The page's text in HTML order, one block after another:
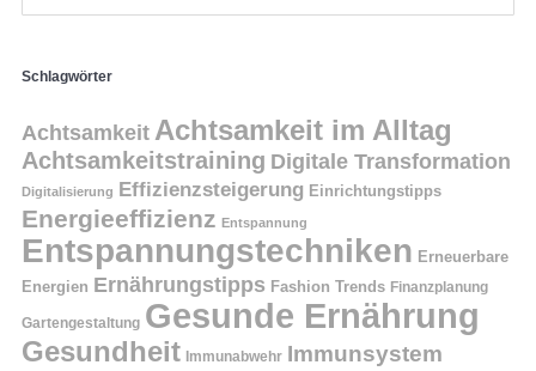
Schlagwörter
Achtsamkeit Achtsamkeit im Alltag
Achtsamkeitstraining Digitale Transformation
Digitalisierung Effizienzsteigerung Einrichtungstipps
Energieeffizienz Entspannung
Entspannungstechniken Erneuerbare
Energien Ernährungstipps Fashion Trends Finanzplanung
Gartengestaltung Gesunde Ernährung
Gesundheit Immunabwehr Immunsystem